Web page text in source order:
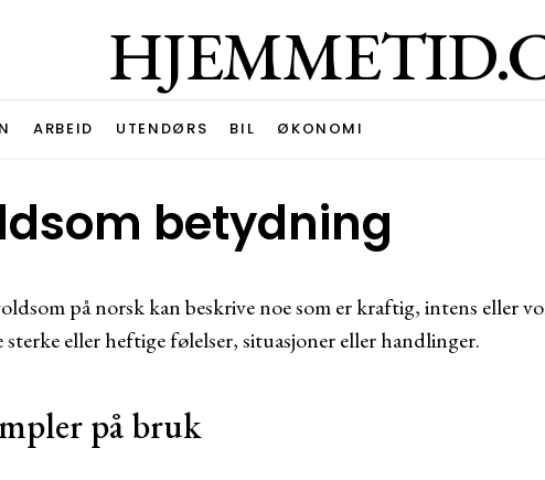
ARBEID UTENDØRS BIL ØKONOMI
betydning
på norsk kan beskrive noe som er kraftig, intens eller
sterke eller heftige følelser, situasjoner eller handlinger.
på bruk